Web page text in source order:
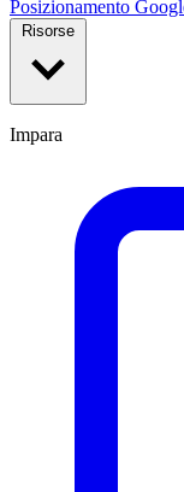
Posizionamento
Impara